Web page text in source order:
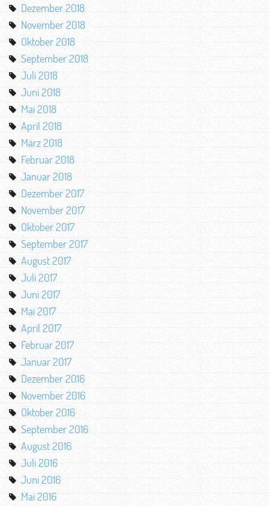
Dezember 2018
November 2018
Oktober 2018
September 2018
Juli 2018
Juni 2018
Mai 2018
April 2018
März 2018
Februar 2018
Januar 2018
Dezember 2017
November 2017
Oktober 2017
September 2017
August 2017
Juli 2017
Juni 2017
Mai 2017
April 2017
Februar 2017
Januar 2017
Dezember 2016
November 2016
Oktober 2016
September 2016
August 2016
Juli 2016
Juni 2016
Mai 2016